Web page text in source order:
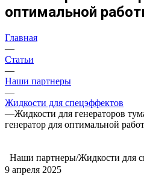
оптимальной
Главная
—
Статьи
—
Наши партнеры
—
Жидкости для спецэффектов
—Жидкости для генераторов
генератор для оптимальной
Наши партнеры/Жидкости для
9 апреля 2025